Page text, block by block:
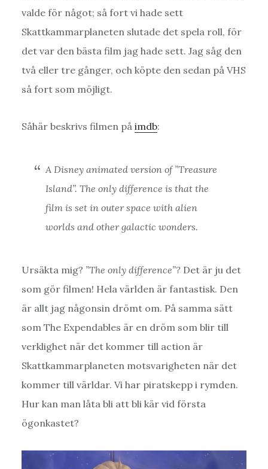
valde för något; så fort vi hade sett
Skattkammarplaneten slutade det spela roll, för
det var den bästa film jag hade sett. Jag såg den
två eller tre gånger, och köpte den sedan på VHS
så fort som möjligt.
Såhär beskrivs filmen på imdb:
A Disney animated version of ”Treasure
Island”. The only difference is that the
film is set in outer space with alien
worlds and other galactic wonders.
Ursäkta mig? ”The only difference”? Det är ju det
som gör filmen! Hela världen är fantastisk. Den
är allt jag någonsin drömt om. På samma sätt
som The Expendables är en dröm som blir till
verklighet när det kommer till action är
Skattkammarplaneten motsvarigheten när det
kommer till världar. Vi har piratskepp i rymden.
Hur kan man låta bli att bli kär vid första
ögonkastet?